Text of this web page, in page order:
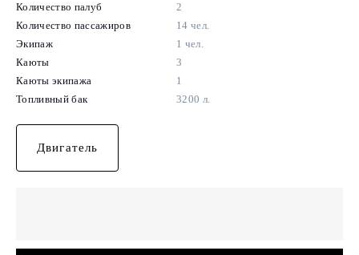
Количество палуб
2
Количество пассажиров
14 чел.
Экипаж
1 чел.
Каюты
3
Каюты экипажа
1
Топливный бак
3200 л.
Двигатель